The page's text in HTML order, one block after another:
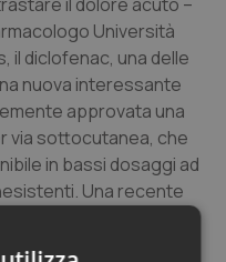
Collo
Università
il diclofenac, una delle
nuova interessante
approvata una
via sottocutanea, che
in bassi dosaggi ad
Una recente
dei Medicinali